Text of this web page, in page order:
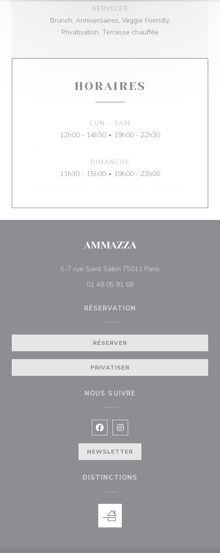
SERVICES
Brunch, Anniversaires, Veggie Friendly,
Privatisation, Terrasse chauffée
HORAIRES
LUN - SAM
12h00 - 14h30 • 19h00 - 22h30
DIMANCHE
11h30 - 15h00 • 19h00 - 22h00
AMMAZZA
5-7 rue Saint Sabin 75011 Paris
01 48 05 81 68
RÉSERVATION
RÉSERVER
PRIVATISER
NOUS SUIVRE
Facebook ((ouvre une nouvelle
Instagram ((ouvre une
NEWSLETTER
DISTINCTIONS